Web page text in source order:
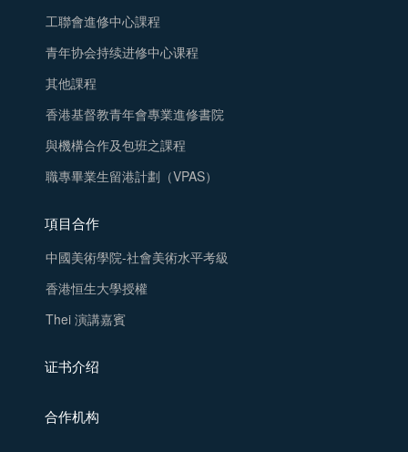
工聯會進修中心課程
青年协会持续进修中心课程
其他課程
香港基督教青年會專業進修書院
與機構合作及包班之課程
職專畢業生留港計劃（VPAS）
項目合作
中國美術學院-社會美術水平考級
香港恒生大學授權
Thei 演講嘉賓
证书介绍
合作机构